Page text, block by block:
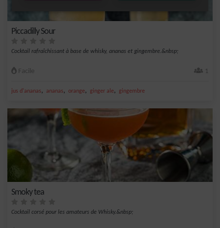
Piccadilly Sour
Cocktail rafraîchissant à base de whisky, ananas et gingembre.&nbsp;
Facile 1
jus d'ananas, ananas, orange, ginger ale, gingembre
Smoky tea
Cocktail corsé pour les amateurs de Whisky.&nbsp;